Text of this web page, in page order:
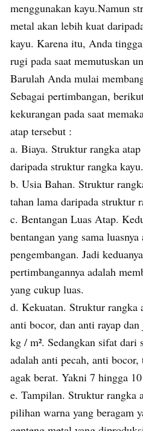
menggunakan kayu.Namun
metal akan lebih kuat
kayu. Karena itu, Anda
rugi pada saat memutuskan
Barulah Anda mulai
Sebagai pertimbangan,
kekurangan pada saat
atap tersebut :
a. Biaya. Struktur rangka
daripada struktur rangka kayu.
b. Usia Bahan. Struktur
tahan lama daripada struktur
c. Bentangan Luas Atap.
bentangan yang sama
pengembangan. Jadi
pertimbangannya adalah
yang cukup luas.
d. Kekuatan. Struktur rangka
anti bocor, dan anti rayap
kg / m². Sedangkan sifat dari
adalah anti pecah, anti
agak berat. Yakni 7 hingga
e. Tampilan. Struktur rangka
pilihan warna yang beragam